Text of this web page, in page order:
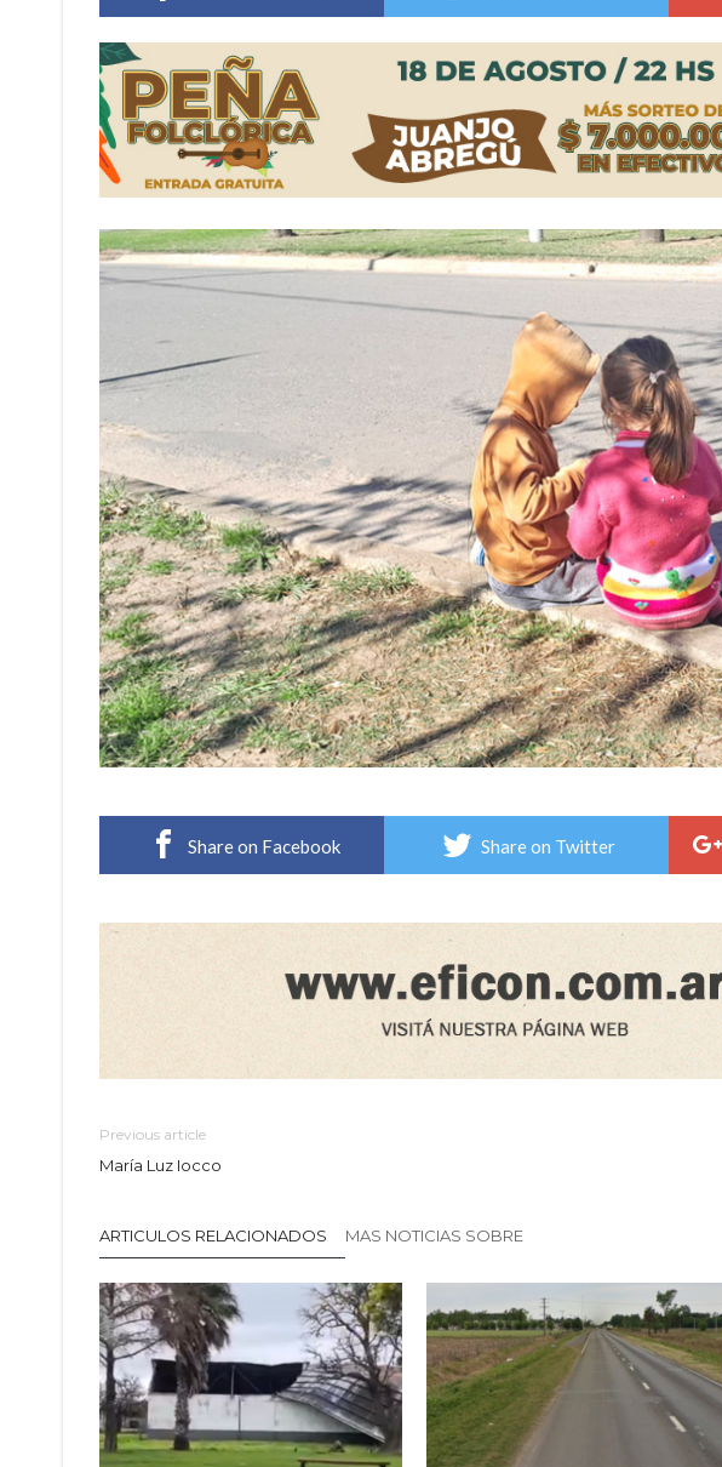
Villada: evalúan obras preventivas ante posibles lluvias intensas
Share on Facebook Share on Twitter
Previous article
María Luz Iocco
ARTICULOS RELACIONADOS MAS NOTICIAS SOBRE